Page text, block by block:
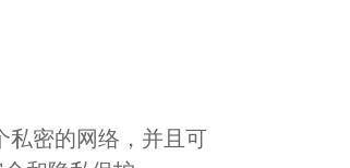
私密的网络，并且可